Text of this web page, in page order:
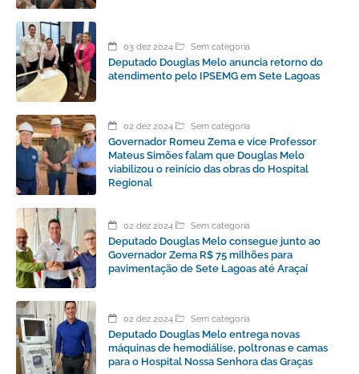
03 dez 2024 Sem categoria
Deputado Douglas Melo anuncia retorno do
atendimento pelo IPSEMG em Sete Lagoas
02 dez 2024 Sem categoria
Governador Romeu Zema e vice Professor
Mateus Simões falam que Douglas Melo
viabilizou o reinício das obras do Hospital
Regional
02 dez 2024 Sem categoria
Deputado Douglas Melo consegue junto ao
Governador Zema R$ 75 milhões para
pavimentação de Sete Lagoas até Araçaí
02 dez 2024 Sem categoria
Deputado Douglas Melo entrega novas
máquinas de hemodiálise, poltronas e camas
para o Hospital Nossa Senhora das Graças